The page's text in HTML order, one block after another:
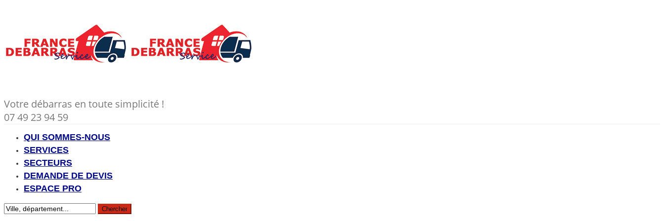
Votre débarras en toute simplicité !
07 49 23 94 59
QUI SOMMES-NOUS
SERVICES
SECTEURS
DEMANDE DE DEVIS
ESPACE PRO